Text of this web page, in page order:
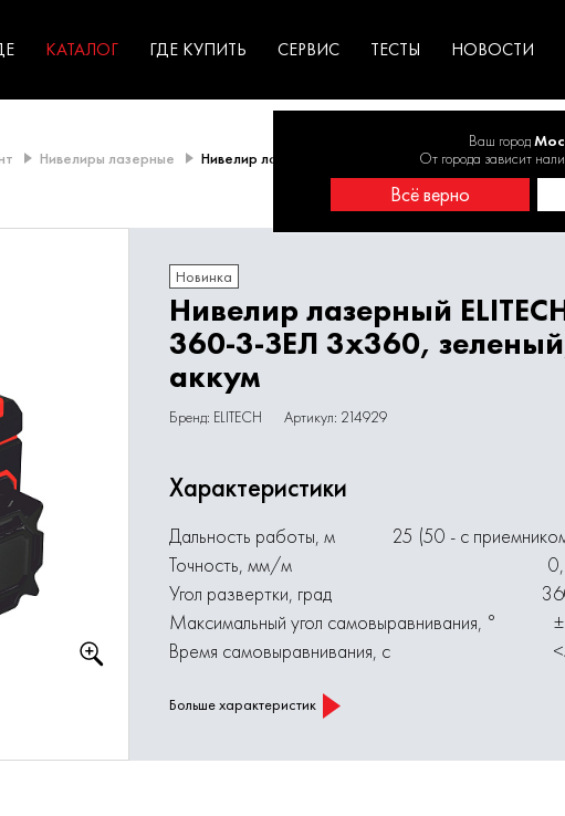
КАТАЛОГ садоводства
ГДЕ КУПИТЬ СЕРВИС ТЕСТЫ НОВОСТИ
Ваш город
От города зависит
Всё верно
Нивелиры лазерные Нивелир лазерный ELITECH ЛН 360-3-ЗЕЛ 3х360,
Новинка
Нивелир лазерный
360-3-ЗЕЛ 3х360,
аккум
Бренд: ELITECH Артикул: 214929
Характеристики
Дальность работы, м
25 (50 - с
Точность, мм/м
Угол развертки, град
Максимальный угол самовыравнивания, °
Время самовыравнивания, с
Больше характеристик